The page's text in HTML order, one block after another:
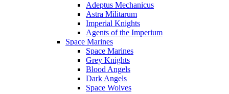
Adeptus Mechanicus
Astra Militarum
Imperial Knights
Agents of the Imperium
Space Marines
Space Marines
Grey Knights
Blood Angels
Dark Angels
Space Wolves